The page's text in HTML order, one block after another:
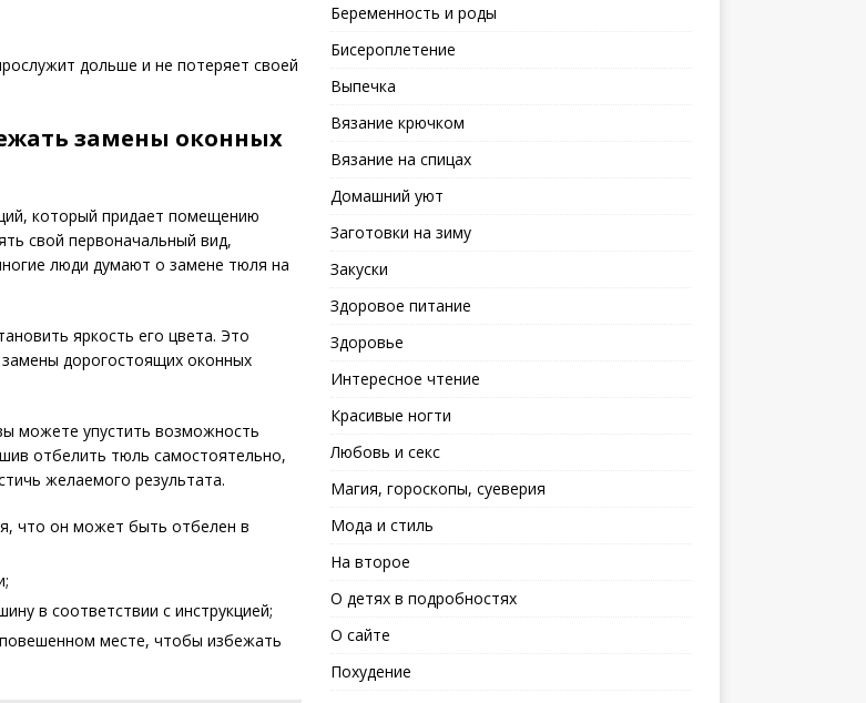
дольше и не потеряет своей
замены оконных
который придает помещению
свой первоначальный вид,
люди думают о замене тюля на
яркость его цвета. Это
дорогостоящих оконных
можете упустить возможность
отбелить тюль самостоятельно,
желаемого результата.
что он может быть отбелен в
в соответствии с инструкцией;
месте, чтобы избежать
Беременность и роды
Бисероплетение
Выпечка
Вязание крючком
Вязание на спицах
Домашний уют
Заготовки на зиму
Закуски
Здоровое питание
Здоровье
Интересное чтение
Красивые ногти
Любовь и секс
Магия, гороскопы, суеверия
Мода и стиль
На второе
О детях в подробностях
О сайте
Похудение